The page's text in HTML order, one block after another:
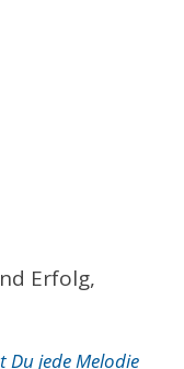
Erfolg,
Du jede Melodie